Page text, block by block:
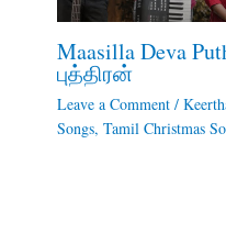
Maasilla Deva
புத்திரன்
Leave a Comment /
Songs, Tamil Christmas